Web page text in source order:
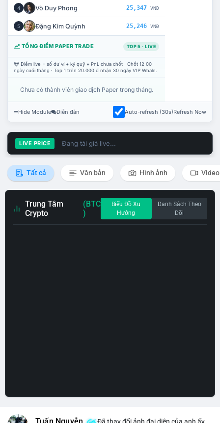
4 Võ Duy Phong 25,347 VNĐ
5 Đặng Kim Quỳnh 25,246 VNĐ
TỔNG ĐIỂM PAPER TRADE TOP 5 · LIVE
Điểm live = số dư ví + ký quỹ + PnL chưa chốt · Chốt 12:00
ngày cuối tháng · Top 1 trên 20.000 đ nhận 30 ngày VIP Whale.
Chưa có thành viên giao dịch Paper trong tháng.
Hide Module Diễn đàn Auto-refresh (30s)Refresh Now
LIVE PRICE Đang tải giá live...
Tất cả Văn bản Hình ảnh Video
Trung Tâm
Crypto
(BTC
)
Biểu Đồ Xu
Hướng
Danh Sách Theo
Dõi